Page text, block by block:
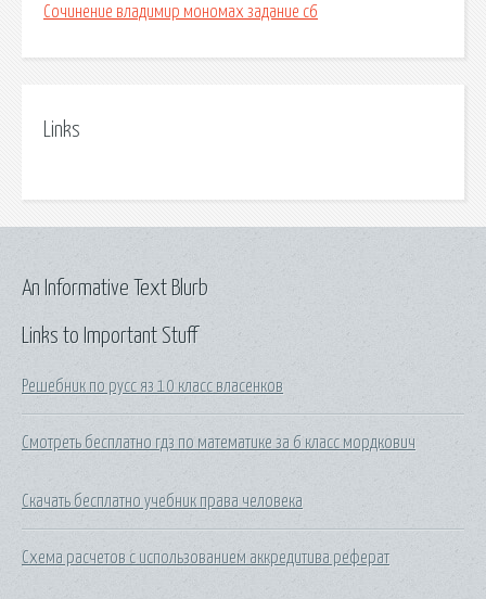
Сочинение владимир мономах задание с6
Links
Links to Important Stuff
Решебник по русс яз 10 класс власенков
Смотреть бесплатно гдз по математике за 6 класс мордкович
Скачать бесплатно учебник права человека
Схема расчетов с использованием аккредитива реферат
An Informative Text Blurb